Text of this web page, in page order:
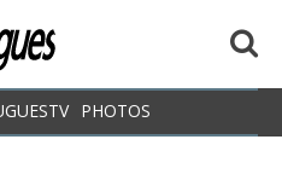
PHOTOS